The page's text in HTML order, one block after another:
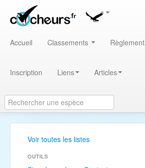
Accueil Classements Règlement
Inscription Liens Articles
Voir toutes les listes
OUTILS